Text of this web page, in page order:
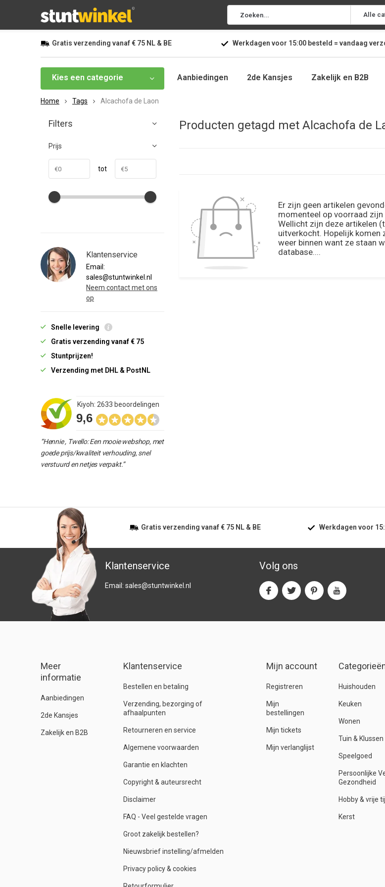
Alle
Gratis verzending vanaf€ 75 NL & BE Werkdagen voor 15:00besteld = vandaag
Kies een categorie Aanbiedingen 2de Kansjes Zakelijk en B2B
Home Tags Alcachofa de Laon
Producten getagd met Alcachofa de
Er zijn geen artikelen
momenteel op voorraad zijn
Wellicht zijn deze artikelen
uitverkocht. Hopelijk komen
weer binnen want ze staan
database....
Filters
Prijs
tot
Klantenservice
Email:
sales@stuntwinkel.nl
Neem contact met ons
op
Snelle levering
Gratis verzending vanaf € 75
Stuntprijzen!
Verzending met DHL & PostNL
9,6
Kiyoh: 2633 beoordelingen
“Hennie , Twello: Een mooie webshop, met
goede prijs/kwaliteit verhouding, snel
verstuurd en netjes verpakt.”
Gratis verzending vanaf€ 75 NL & BE Werkdagen voor
Klantenservice
Email: sales@stuntwinkel.nl
Volg ons
Meer
informatie
Aanbiedingen
2de Kansjes
Zakelijk en B2B
Klantenservice
Bestellen en betaling
Verzending, bezorging of
afhaalpunten
Retourneren en service
Algemene voorwaarden
Garantie en klachten
Copyright & auteursrecht
Disclaimer
FAQ - Veel gestelde vragen
Groot zakelijk bestellen?
Nieuwsbrief instelling/afmelden
Privacy policy & cookies
Mijn account
Registreren
Mijn
bestellingen
Mijn tickets
Mijn verlanglijst
Huishouden
Keuken
Wonen
Tuin & Klussen
Speelgoed
Persoonlijke
Gezondheid
Hobby & vrije
Kerst